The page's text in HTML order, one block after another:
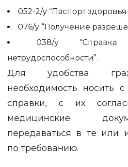
052-2/у “Паспорт
076/у “Получение
038/у
нетрудоспособности”.
Для удобства
необходимость носить
справки, с их
медицинские
передаваться в те или
по требованию.